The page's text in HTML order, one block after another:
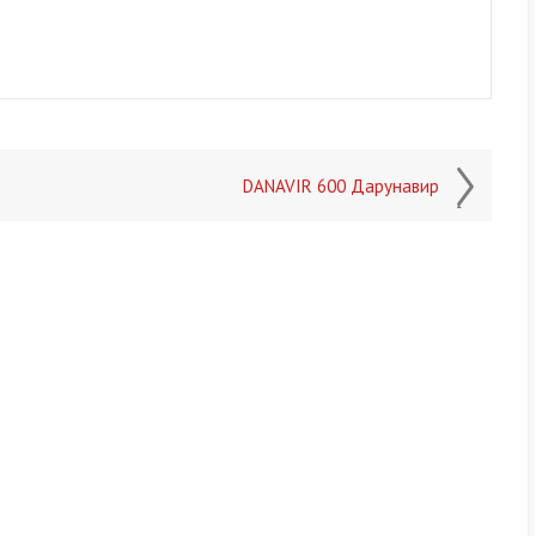
DANAVIR 600 Дарунавир